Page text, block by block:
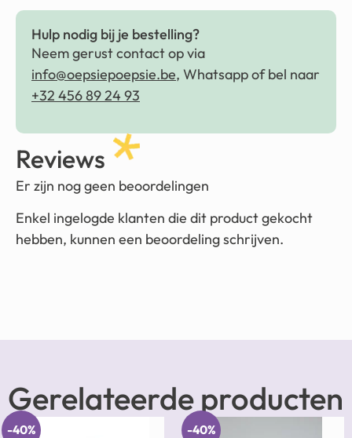
Hulp nodig bij je bestelling?
Neem gerust contact op via
info@oepsiepoepsie.be, Whatsapp of bel naar
+32 456 89 24 93
Reviews
Er zijn nog geen beoordelingen
Enkel ingelogde klanten die dit product gekocht
hebben, kunnen een beoordeling schrijven.
Gerelateerde producten
-40% -40%